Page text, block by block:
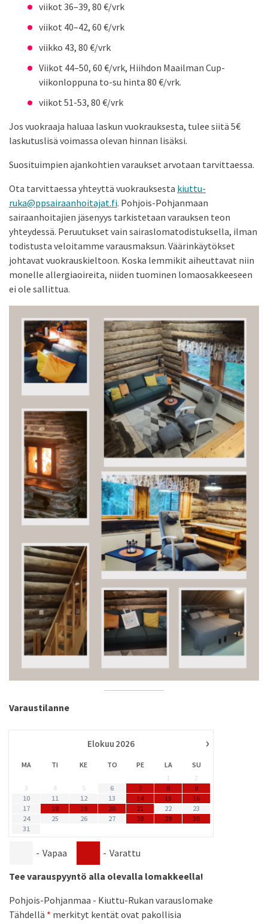
viikot 36–39, 80 €/vrk
viikot 40–42, 60 €/vrk
viikko 43, 80 €/vrk
Viikot 44–50, 60 €/vrk, Hiihdon Maailman Cup-
viikonloppuna to-su hinta 80 €/vrk.
viikot 51-53, 80 €/vrk
Jos vuokraaja haluaa laskun vuokrauksesta, tulee siitä 5€
laskutuslisä voimassa olevan hinnan lisäksi.
Suosituimpien ajankohtien varaukset arvotaan tarvittaessa.
Ota tarvittaessa yhteyttä vuokrauksesta kiuttu-
ruka@ppsairaanhoitajat.fi. Pohjois-Pohjanmaan
sairaanhoitajien jäsenyys tarkistetaan varauksen teon
yhteydessä. Peruutukset vain sairaslomatodistuksella, ilman
todistusta veloitamme varausmaksun. Väärinkäytökset
johtavat vuokrauskieltoon. Koska lemmikit aiheuttavat niin
monelle allergiaoireita, niiden tuominen lomaosakkeeseen
ei ole sallittua.
Varaustilanne
›
Elokuu 2026
MA TI KE TO PE LA
SU
1
2
3
4 5 6 7 8
9
10
11 12 13 14 15
16
17
18 19 20 21 22
23
24
25 26 27 28 29
30
31
- Vapaa - Varattu
Tee varauspyyntö alla olevalla lomakkeella!
Pohjois-Pohjanmaa - Kiuttu-Rukan varauslomake
Tähdellä * merkityt kentät ovat pakollisia